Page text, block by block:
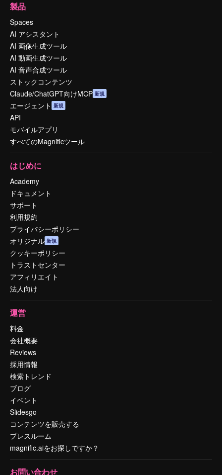
製品
Spaces
AI アシスタント
AI 画像生成ツール
AI 動画生成ツール
AI 音声合成ツール
ストックコンテンツ
Claude/ChatGPT向けMCP 新規
エージェント 新規
API
モバイルアプリ
すべてのMagnificツール
はじめに
Academy
ドキュメント
サポート
利用規約
プライバシーポリシー
オリジナル 新規
クッキーポリシー
トラストセンター
アフィリエイト
法人向け
運営
料金
会社概要
Reviews
採用情報
検索トレンド
ブログ
イベント
Slidesgo
コンテンツを販売する
プレスルーム
magnific.aiをお探しですか？
お問い合わせ